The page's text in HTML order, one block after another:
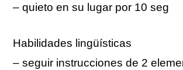
– quieto en su lugar por 10 seg
Habilidades lingüísticas
– seguir instrucciones de 2